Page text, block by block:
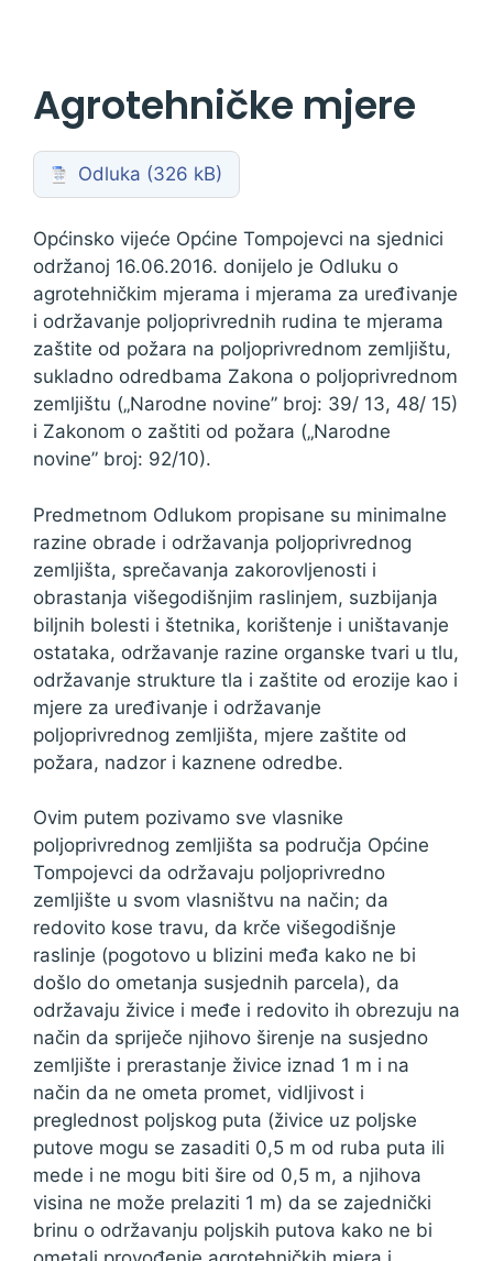
Agrotehničke mjere
Odluka
Općinsko vijeće Općine Tompojevci na sjednici
održanoj 16.06.2016. donijelo je Odluku o
agrotehničkim mjerama i mjerama za uređivanje
i održavanje poljoprivrednih rudina te mjerama
zaštite od požara na poljoprivrednom zemljištu,
sukladno odredbama Zakona o poljoprivrednom
zemljištu („Narodne novine” broj: 39/ 13, 48/ 15)
i Zakonom o zaštiti od požara („Narodne
novine” broj: 92/10).
Predmetnom Odlukom propisane su minimalne
razine obrade i održavanja poljoprivrednog
zemljišta, sprečavanja zakorovljenosti i
obrastanja višegodišnjim raslinjem, suzbijanja
biljnih bolesti i štetnika, korištenje i uništavanje
ostataka, održavanje razine organske tvari u tlu,
održavanje strukture tla i zaštite od erozije kao i
mjere za uređivanje i održavanje
poljoprivrednog zemljišta, mjere zaštite od
požara, nadzor i kaznene odredbe.
Ovim putem pozivamo sve vlasnike
poljoprivrednog zemljišta sa područja Općine
Tompojevci da održavaju poljoprivredno
zemljište u svom vlasništvu na način; da
redovito kose travu, da krče višegodišnje
raslinje (pogotovo u blizini međa kako ne bi
došlo do ometanja susjednih parcela), da
održavaju živice i međe i redovito ih obrezuju na
način da spriječe njihovo širenje na susjedno
zemljište i prerastanje živice iznad 1 m i na
način da ne ometa promet, vidljivost i
preglednost poljskog puta (živice uz poljske
putove mogu se zasaditi 0,5 m od ruba puta ili
mede i ne mogu biti šire od 0,5 m, a njihova
visina ne može prelaziti 1 m) da se zajednički
brinu o održavanju poljskih putova kako ne bi